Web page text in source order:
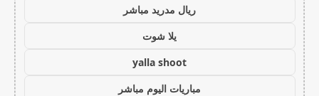
ريال مدريد مباشر
يلا شوت
yalla shoot
مباريات اليوم مباشر